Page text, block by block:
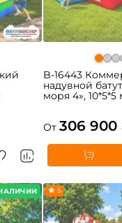
B-16443
надувной
моря 4», 10*5*5
От 306 900
5